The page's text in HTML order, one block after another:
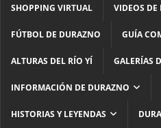
SHOPPING VIRTUAL VIDEOS DE
FÚTBOL DE DURAZNO GUÍA
ALTURAS DEL RÍO YÍ GALERÍAS
INFORMACIÓN DE DURAZNO
HISTORIAS Y LEYENDAS